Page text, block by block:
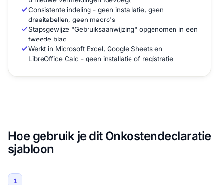
Consistente indeling - geen installatie, geen
draaitabellen, geen macro's
Stapsgewijze "Gebruiksaanwijzing" opgenomen in een
tweede blad
Werkt in Microsoft Excel, Google Sheets en
LibreOffice Calc - geen installatie of registratie
Hoe gebruik je dit Onkostendeclaratie
sjabloon
1